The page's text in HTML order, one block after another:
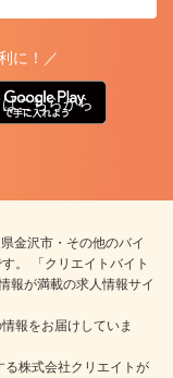
に！／
こちらから
金沢市・その他のバイ
。 「クリエイトバイト
報が満載の求人情報サイ
報をお届けしていま
る株式会社クリエイトが